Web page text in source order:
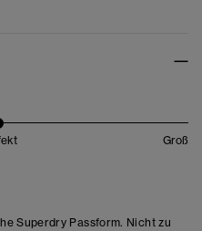
Groß
Superdry Passform. Nicht zu